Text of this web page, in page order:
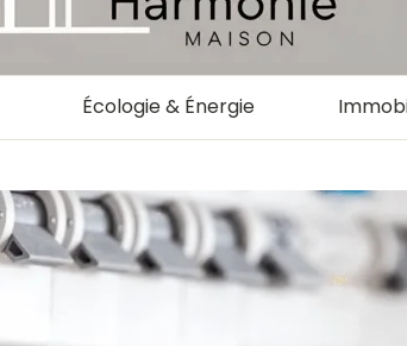
Écologie & Énergie